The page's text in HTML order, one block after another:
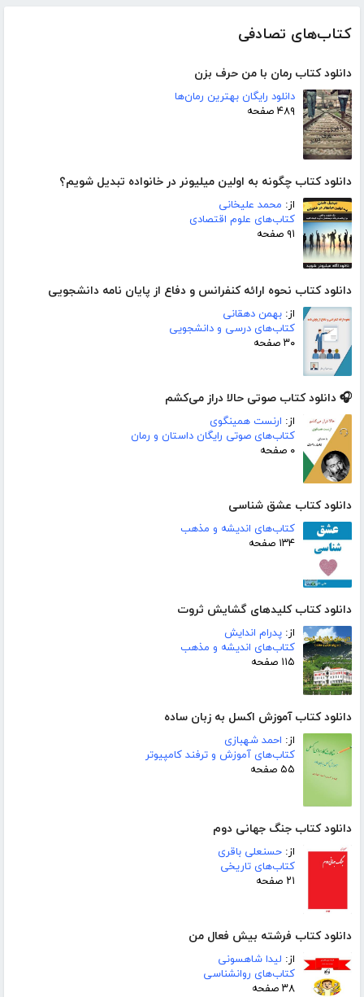
کتاب‌های تصادفی
دانلود کتاب رمان با من حرف بزن
دانلود رایگان بهترین رمان‌ها
۴۸۹ صفحه
دانلود کتاب چگونه به اولین میلیونر در خانواده تبدیل شویم؟
از: محمد علیخانی
کتاب‌های علوم اقتصادی
۹۱ صفحه
دانلود کتاب نحوه ارائه کنفرانس و دفاع از پایان نامه دانشجویی
از: بهمن دهقانی
کتاب‌های درسی و دانشجویی
۳۰ صفحه
🎧 دانلود کتاب صوتی حالا دراز می‌کشم
از: ارنست همینگوی
کتاب‌های صوتی رایگان داستان و رمان
۰ صفحه
دانلود کتاب عشق شناسی
کتاب‌های اندیشه و مذهب
۱۳۴ صفحه
دانلود کتاب کلیدهای گشایش ثروت
از: پدرام اندایش
کتاب‌های اندیشه و مذهب
۱۱۵ صفحه
دانلود کتاب آموزش اکسل به زبان ساده
از: احمد شهبازی
کتاب‌های آموزش و ترفند کامپیوتر
۵۵ صفحه
دانلود کتاب جنگ جهانی دوم
از: حسنعلی باقری
کتاب‌های تاریخی
۲۱ صفحه
دانلود کتاب فرشته بیش فعال من
از: لیدا شاهسونی
کتاب‌های روانشناسی
۳۸ صفحه